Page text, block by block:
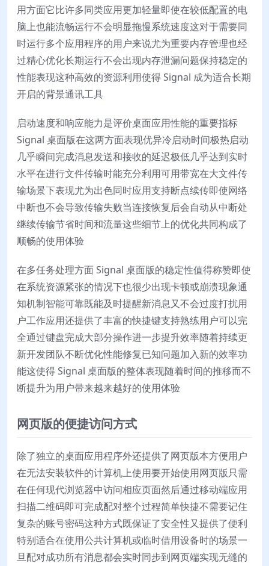
用方面它比许多同类应用更加轻量即使在较低配置的电
脑上也能流畅运行不会明显拖慢系统速度这对于需要同
时运行多个应用程序的用户来说尤为重要内存管理也经
过精心优化长期运行不会出现内存泄漏问题保持稳定的
性能表现这种高效的资源利用使得 Signal 成为适合长期
开启的背景通讯工具
启动速度和响应能力是评价桌面应用性能的重要指标
Signal 桌面版在这两方面表现优异冷启动时间极热启动
几乎瞬间完成消息发送和接收的延迟极低几乎达到实时
水平在进行文件传输时能充分利用可用带宽在大文件传
输场景下表现尤为出色同时应用支持断点续传即使网络
中断也不会导致传输失败当连接恢复后会自动从中断处
继续传输节省时间和流量这些细节上的优化共同构成了
顺畅的使用体验
在多任务处理方面 Signal 桌面版的稳定性值得称赞即使
在系统资源紧张的情况下也很少出现卡顿或崩溃现象通
知机制智能可靠既能及时提醒新消息又不会过度打扰用
户工作应用还提供了丰富的快捷键支持熟练用户可以完
全通过键盘完成大部分操作进一步提升效率随着持续更
新开发团队不断优化性能修复已知问题加入新的效率功
能这使得 Signal 桌面版的整体表现随着时间的推移而不
断提升为用户带来越来越好的使用体验
网页版的便捷访问方式
除了独立的桌面应用程序外还提供了网页版本方便用户
在无法安装软件的计算机上使用要开始使用网页版只需
在任何现代浏览器中访问相应页面然后通过移动端应用
扫描二维码即可完成配对整个过程简单快捷不需要记住
复杂的账号密码这种方式既保证了安全性又提供了便利
特别适合在使用公共计算机或临时借用设备时的场景一
旦配对成功所有消息都会实时同步到网页端实现无缝的